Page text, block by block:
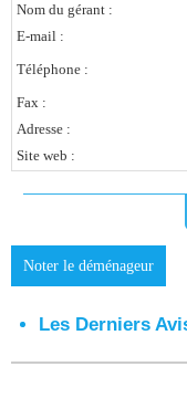
Quels Bénéfices
Témoignages
Comment S’inscrire ?
Donnez Votre Avis
Nom du gérant :
E-mail :
Téléphone :
Fax :
Adresse :
Site web :
Noter le déménageur
Les Derniers